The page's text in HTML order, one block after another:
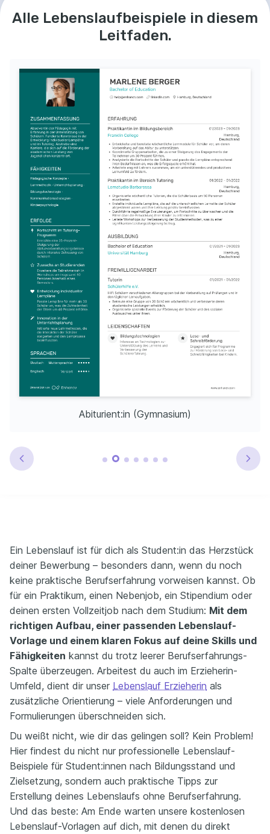
Ein tiefes Interesse an der
Datenanalyse
Ich bin leidenschaftlich
Daten nützliche
Informationen abzuleiten
und psychologische
Ich engagierte mich
Gesundheitswesen, um
zu lernen, wie man den
Menschen in meiner
Gemeinschaft hilft.
Deutsch Muttersprachler
Englisch Versiert
verschiedene qualitative und quantitative
Alle Lebenslaufbeispiele in diesem
Leitfaden.
Abiturient:in (Gymnasium)
Ein Lebenslauf ist für dich als Student:in das Herzstück
deiner Bewerbung – besonders dann, wenn du noch
keine praktische Berufserfahrung vorweisen kannst. Ob
für ein Praktikum, einen Nebenjob, ein Stipendium oder
deinen ersten Vollzeitjob nach dem Studium: Mit dem
richtigen Aufbau, einer passenden Lebenslauf-
Vorlage und einem klaren Fokus auf deine Skills und
Fähigkeiten kannst du trotz leerer Berufserfahrungs-
Spalte überzeugen. Arbeitest du auch im Erzieherin-
Umfeld, dient dir unser Lebenslauf Erzieherin als
zusätzliche Orientierung – viele Anforderungen und
Formulierungen überschneiden sich.
Du weißt nicht, wie dir das gelingen soll? Kein Problem!
Hier findest du nicht nur professionelle Lebenslauf-
Beispiele für Student:innen nach Bildungsstand und
Zielsetzung, sondern auch praktische Tipps zur
Erstellung deines Lebenslaufs ohne Berufserfahrung.
Und das beste: Am Ende warten unsere kostenlosen
Lebenslauf-Vorlagen auf dich, mit denen du direkt